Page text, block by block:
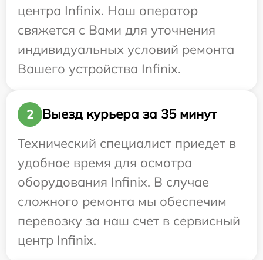
центра Infinix. Наш оператор
свяжется с Вами для уточнения
индивидуальных условий ремонта
Вашего устройства Infinix.
2
Выезд курьера за 35 минут
Технический специалист приедет в
удобное время для осмотра
оборудования Infinix. В случае
сложного ремонта мы обеспечим
перевозку за наш счет в сервисный
центр Infinix.